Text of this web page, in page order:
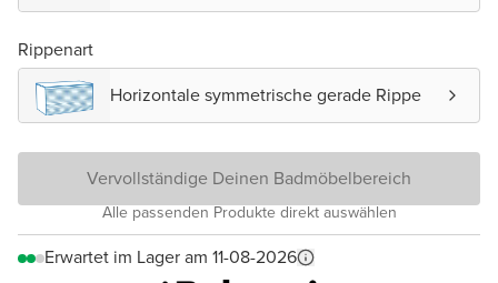
Rippenart
Horizontale symmetrische gerade Rippe
Vervollständige Deinen Badmöbelbereich
Alle passenden Produkte direkt auswählen
Erwartet im Lager am 11-08-2026